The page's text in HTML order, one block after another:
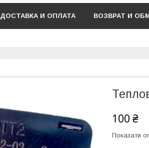
ДОСТАВКА И ОПЛАТА ВОЗВРАТ И
100 ₴
Показати